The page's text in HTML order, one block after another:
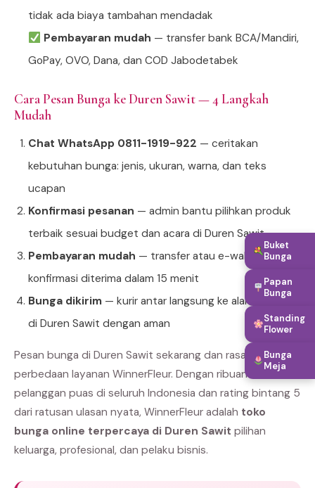
tidak ada biaya tambahan mendadak
Pembayaran mudah — transfer bank BCA/Mandiri,
GoPay, OVO, Dana, dan COD Jabodetabek
Cara Pesan Bunga ke Duren Sawit — 4 Langkah
Mudah
Chat WhatsApp 0811-1919-922 — ceritakan
kebutuhan bunga: jenis, ukuran, warna, dan teks
ucapan
Konfirmasi pesanan — admin bantu pilihkan produk
terbaik sesuai budget dan acara di Duren Sawit
Pembayaran mudah — transfer atau e-wallet,
konfirmasi diterima dalam 15 menit
Bunga dikirim — kurir antar langsung ke alamat tujuan
di Duren Sawit dengan aman
Pesan bunga di Duren Sawit sekarang dan rasakan
perbedaan layanan WinnerFleur. Dengan ribuan
pelanggan puas di seluruh Indonesia dan rating bintang 5
dari ratusan ulasan nyata, WinnerFleur adalah toko
bunga online terpercaya di Duren Sawit pilihan
keluarga, profesional, dan pelaku bisnis.
Buket
Bunga
Papan
Bunga
Standing
Flower
Bunga
Meja